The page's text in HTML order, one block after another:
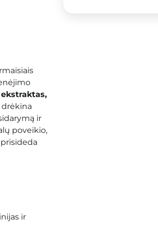
ir
poveikio,
ir